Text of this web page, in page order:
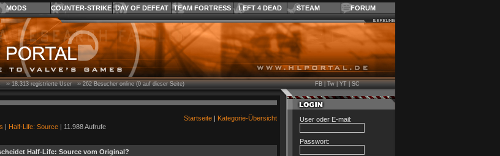
MODS COUNTER-STRIKE DAY OF DEFEAT TEAM FORTRESS LEFT 4 DEAD STEAM FORUM
››18.313registrierte User ››262Besucher online (0 auf dieser Seite)
Startseite| Kategorie-Übersicht
| Half-Life: Source| 11.988 Aufrufe
Half-Life: Source vom Original?
FB|Tw|YT|SC
User oder E-mail:
Passwort: